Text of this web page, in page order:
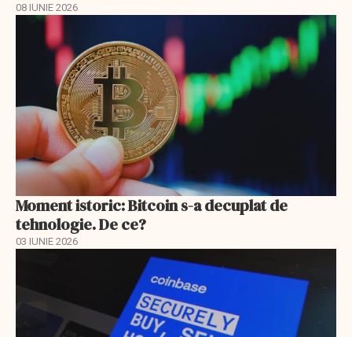
08 IUNIE 2026
Moment istoric: Bitcoin s-a decuplat de
tehnologie. De ce?
03 IUNIE 2026